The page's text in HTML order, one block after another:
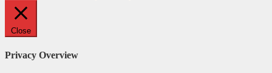
Close
Privacy Overview